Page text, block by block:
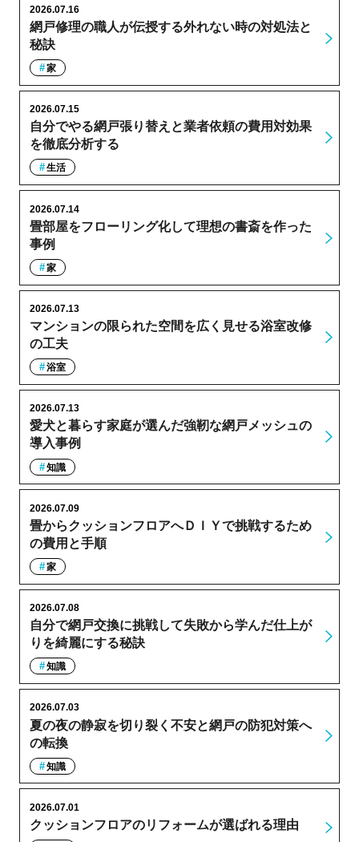
網戸修理の職人が伝授する外れない時の対処法と
秘訣
2026.07.16
家
自分でやる網戸張り替えと業者依頼の費用対効果
を徹底分析する
2026.07.15
生活
畳部屋をフローリング化して理想の書斎を作った
事例
2026.07.14
家
マンションの限られた空間を広く見せる浴室改修
の工夫
2026.07.13
浴室
愛犬と暮らす家庭が選んだ強靭な網戸メッシュの
導入事例
2026.07.13
知識
畳からクッションフロアへＤＩＹで挑戦するため
の費用と手順
2026.07.09
家
自分で網戸交換に挑戦して失敗から学んだ仕上が
りを綺麗にする秘訣
2026.07.08
知識
夏の夜の静寂を切り裂く不安と網戸の防犯対策へ
の転換
2026.07.03
知識
クッションフロアのリフォームが選ばれる理由
2026.07.01